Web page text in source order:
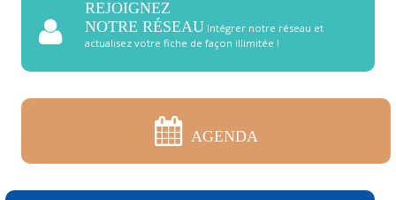
REJOIGNEZ
NOTRE RÉSEAU Intégrer notre réseau et
actualisez votre fiche de façon illimitée !
AGENDA